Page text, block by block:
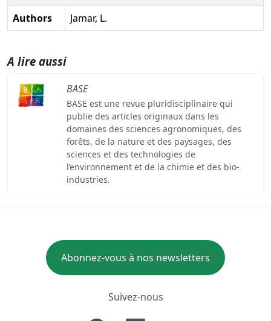
Authors Jamar, L.
A lire aussi
BASE
BASE est une revue pluridisciplinaire qui
publie des articles originaux dans les
domaines des sciences agronomiques, des
forêts, de la nature et des paysages, des
sciences et des technologies de
l’environnement et de la chimie et des bio-
industries.
Abonnez-vous à nos newsletters
Suivez-nous